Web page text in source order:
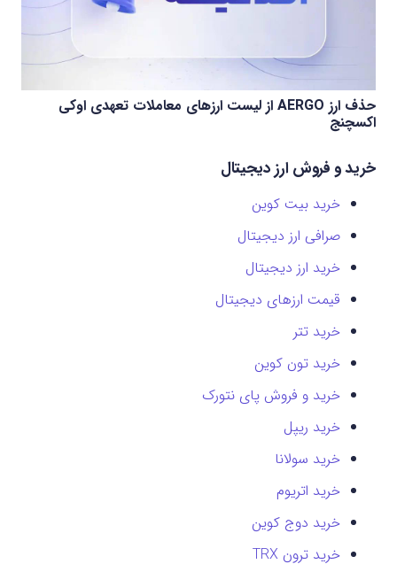
حذف ارز AERGO از لیست ارزهای معاملات تعهدی اوکی
اکسچنج
خرید و فروش ارز دیجیتال
خرید بیت کوین
صرافی ارز دیجیتال
خرید ارز دیجیتال
قیمت ارزهای دیجیتال
خرید تتر
خرید تون کوین
خرید و فروش پای نتورک
خرید ریپل
خرید سولانا
خرید اتریوم
خرید دوج کوین
خرید ترون TRX